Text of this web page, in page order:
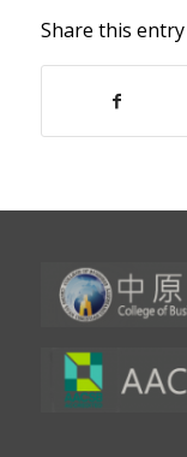
Share this entry